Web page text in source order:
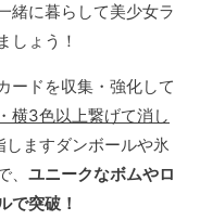
緒に暮らして美少女ラ
しょう！
ードを収集・強化して
横3色以上繋げて消し
しますダンボールや氷
ユニークなボムやロ
で突破！